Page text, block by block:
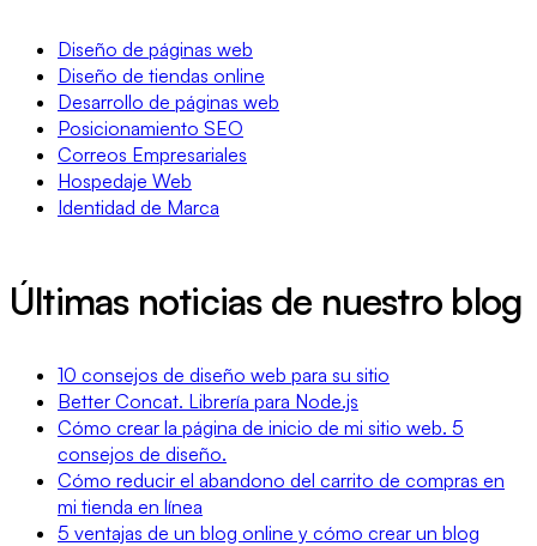
Diseño de páginas web
Diseño de tiendas online
Desarrollo de páginas web
Posicionamiento SEO
Correos Empresariales
Hospedaje Web
Identidad de Marca
Últimas noticias de nuestro blog
10 consejos de diseño web para su sitio
Better Concat. Librería para Node.js
Cómo crear la página de inicio de mi sitio web. 5
consejos de diseño.
Cómo reducir el abandono del carrito de compras en
mi tienda en línea
5 ventajas de un blog online y cómo crear un blog